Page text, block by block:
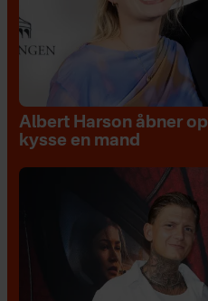
Albert Harson åbner
kysse en mand